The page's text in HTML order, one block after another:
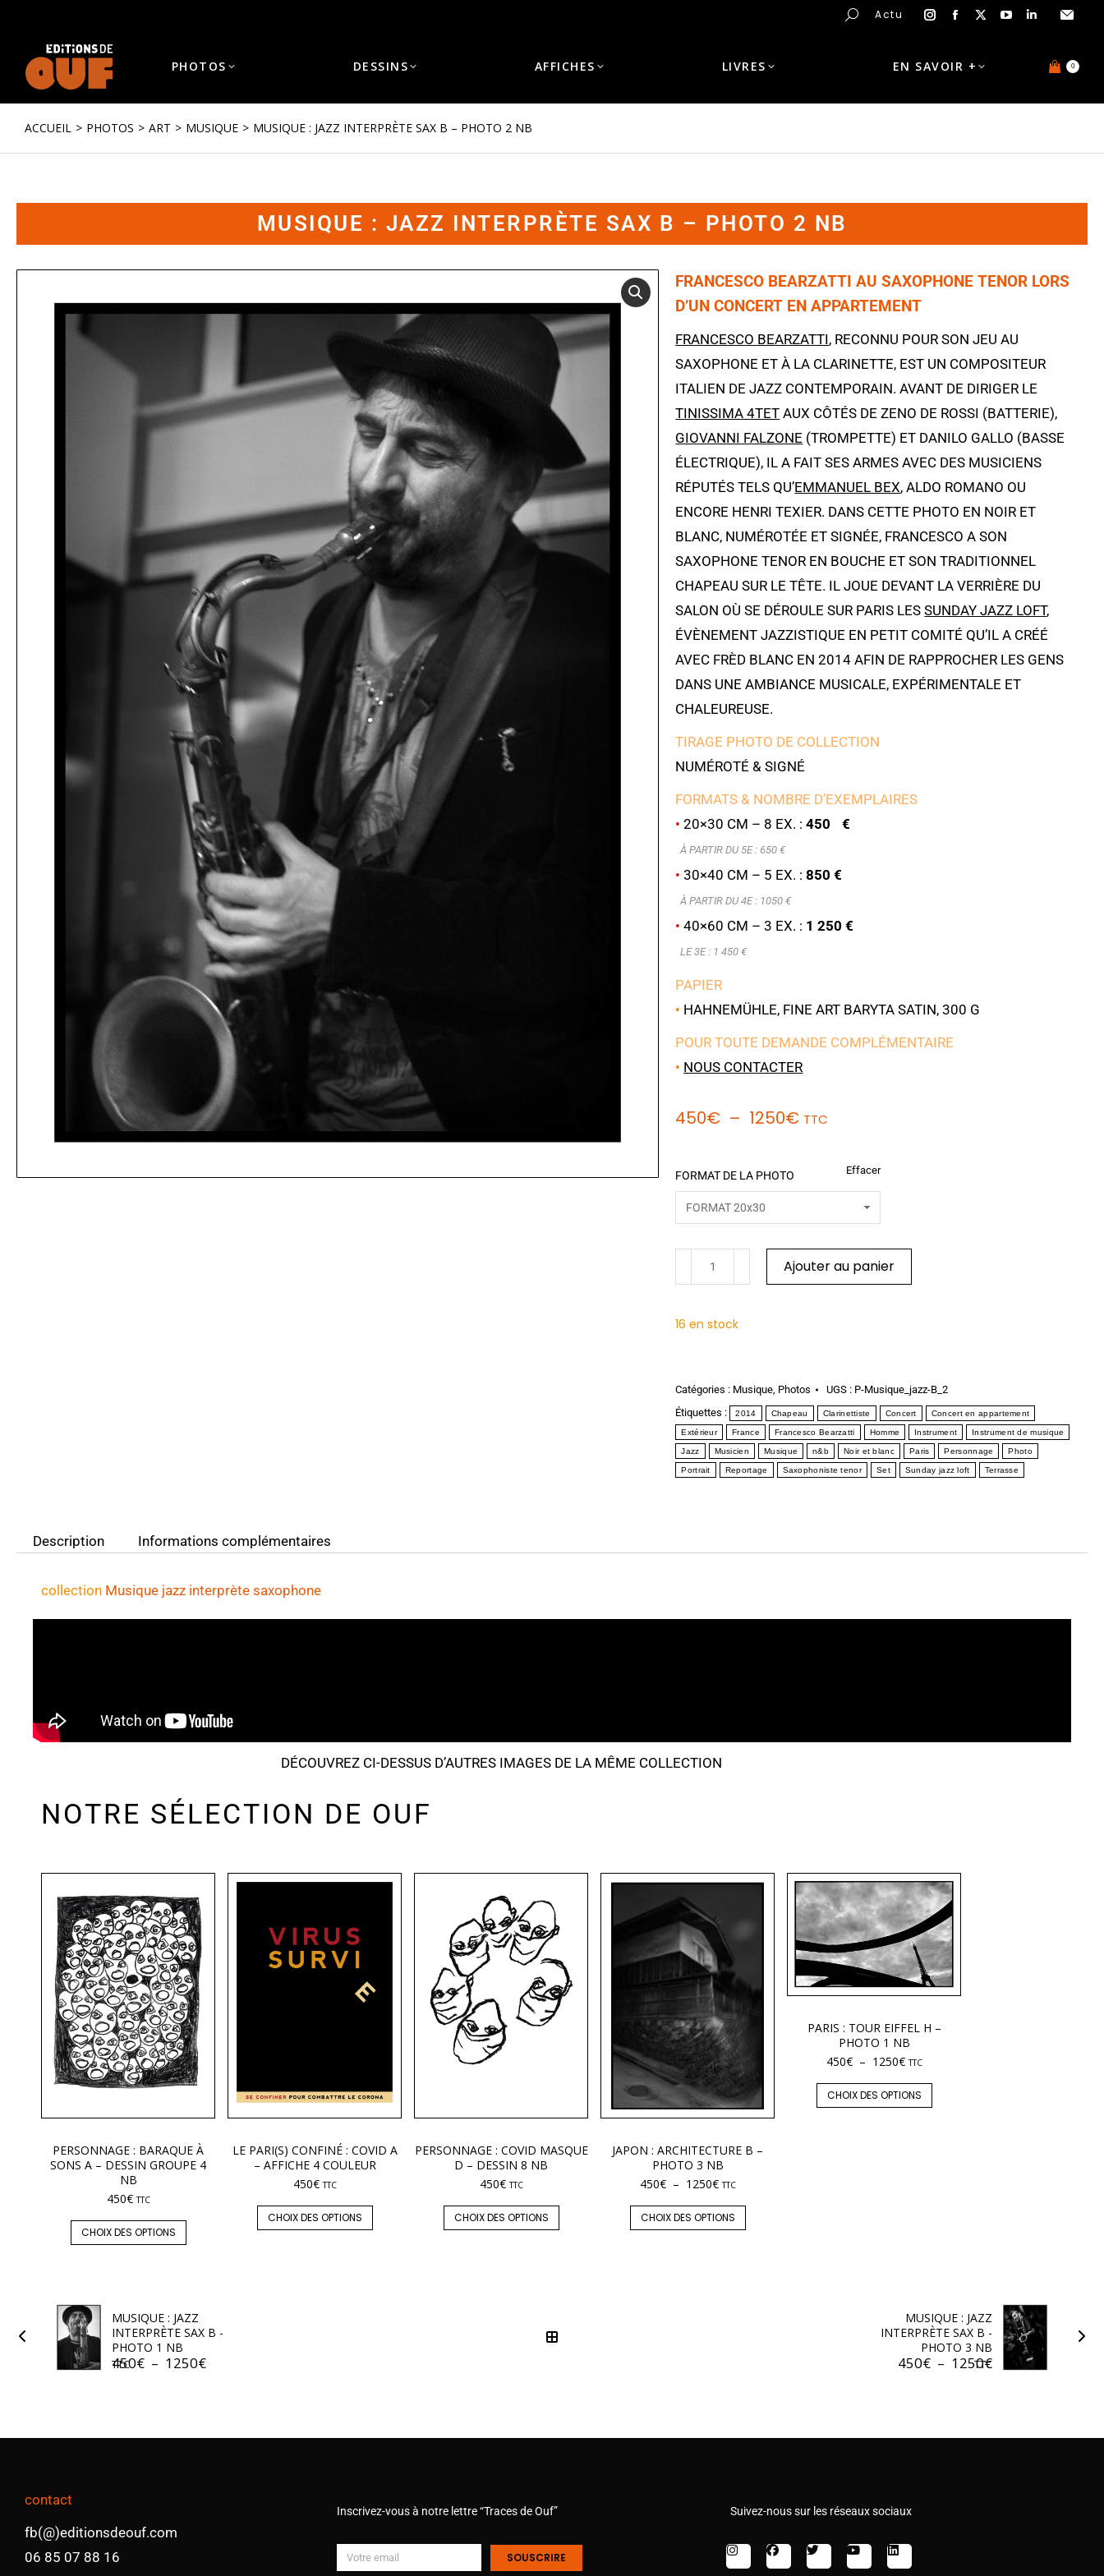
Actu
PHOTOS DESSINS AFFICHES LIVRES EN SAVOIR + 0
Vous êtes ici :
ACCUEIL PHOTOS ART MUSIQUE MUSIQUE : JAZZ INTERPRÈTE SAX B – PHOTO 2 NB
MUSIQUE : JAZZ INTERPRÈTE SAX B – PHOTO 2 NB
FRANCESCO BEARZATTI AU SAXOPHONE TENOR LORS
D’UN CONCERT EN APPARTEMENT
FRANCESCO BEARZATTI, RECONNU POUR SON JEU AU
SAXOPHONE ET À LA CLARINETTE, EST UN COMPOSITEUR
ITALIEN DE JAZZ CONTEMPORAIN. AVANT DE DIRIGER LE
TINISSIMA 4TET AUX CÔTÉS DE ZENO DE ROSSI (BATTERIE),
GIOVANNI FALZONE (TROMPETTE) ET DANILO GALLO (BASSE
ÉLECTRIQUE), IL A FAIT SES ARMES AVEC DES MUSICIENS
RÉPUTÉS TELS QU’EMMANUEL BEX, ALDO ROMANO OU
ENCORE HENRI TEXIER. DANS CETTE PHOTO EN NOIR ET
BLANC, NUMÉROTÉE ET SIGNÉE, FRANCESCO A SON
SAXOPHONE TENOR EN BOUCHE ET SON TRADITIONNEL
CHAPEAU SUR LE TÊTE. IL JOUE DEVANT LA VERRIÈRE DU
SALON OÙ SE DÉROULE SUR PARIS LESSUNDAY JAZZ LOFT,
ÉVÈNEMENT JAZZISTIQUE EN PETIT COMITÉ QU’IL A CRÉÉ
AVEC FRÈD BLANC EN 2014 AFIN DE RAPPROCHER LES GENS
DANS UNE AMBIANCE MUSICALE, EXPÉRIMENTALE ET
CHALEUREUSE.
TIRAGE PHOTO DE COLLECTION
NUMÉROTÉ & SIGNÉ
FORMATS & NOMBRE D’EXEMPLAIRES
•20×30 CM – 8 EX. :450 €
À PARTIR DU 5E : 650 €
•30×40 CM – 5 EX. :850 €
À PARTIR DU 4E : 1050 €
•40×60 CM – 3 EX. : 1 250 €
LE 3E : 1 450 €
PAPIER
• HAHNEMÜHLE, FINE ART BARYTA SATIN, 300 G
POUR TOUTE DEMANDE COMPLÉMENTAIRE
• NOUS CONTACTER
450€ – 1250€ TTC
FORMAT DE LA PHOTO Effacer
Ajouter au panier
16 en stock
Catégories : Musique, Photos UGS : P-Musique_jazz-B_2
Étiquettes :
2014 Chapeau Clarinettiste Concert Concert en appartement
Extérieur France Francesco Bearzatti Homme Instrument Instrument de musique
Jazz Musicien Musique n&b Noir et blanc Paris Personnage Photo
Portrait Reportage Saxophoniste tenor Set Sunday jazz loft Terrasse
Description Informations complémentaires
collection Musique jazz interprète saxophone
DÉCOUVREZ CI-DESSUS D’AUTRES IMAGES DE LA MÊME COLLECTION
NOTRE SÉLECTION DE OUF
PERSONNAGE : BARAQUE À
SONS A – DESSIN GROUPE 4
NB
450€ TTC
CHOIX DES OPTIONS
LE PARI(S) CONFINÉ : COVID A
– AFFICHE 4 COULEUR
450€ TTC
CHOIX DES OPTIONS
PERSONNAGE : COVID MASQUE
D – DESSIN 8 NB
450€ TTC
CHOIX DES OPTIONS
JAPON : ARCHITECTURE B –
PHOTO 3 NB
450€ – 1250€ TTC
CHOIX DES OPTIONS
PARIS : TOUR EIFFEL H –
PHOTO 1 NB
450€ – 1250€ TTC
CHOIX DES OPTIONS
MUSIQUE : JAZZ
INTERPRÈTE SAX B -
PHOTO 1 NB
450€ – 1250€
TTC
MUSIQUE : JAZZ
INTERPRÈTE SAX B -
PHOTO 3 NB
450€ – 1250€
TTC
contact
fb(@)editionsdeouf.com
06 85 07 88 16
Inscrivez-vous à notre lettre “Traces de Ouf”
SOUSCRIRE
Suivez-nous sur les réseaux sociaux